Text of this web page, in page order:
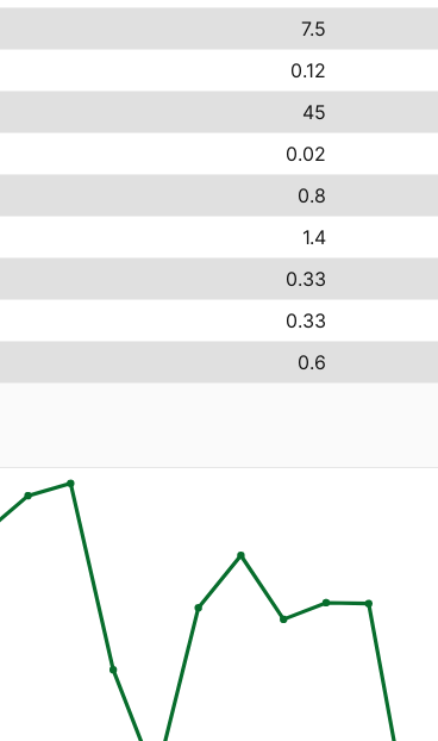
7.5
0.12
45
0.02
0.8
1.4
0.33
0.33
0.6